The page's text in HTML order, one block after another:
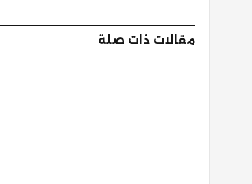
مقالات ذات صلة